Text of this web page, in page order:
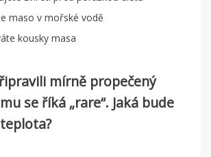
maso v mořské vodě
kousky masa
mírně propečený
se říká „rare“. Jaká bude